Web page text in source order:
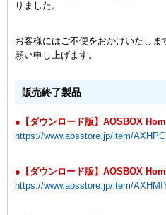
りました。
お客様にはご不便をおかけいたし
願い申し上げます。
販売終了製品
●【ダウンロード版】AOSBOX
https://www.aosstore.jp/item/
●【ダウンロード版】AOSBOX
https://www.aosstore.jp/item/